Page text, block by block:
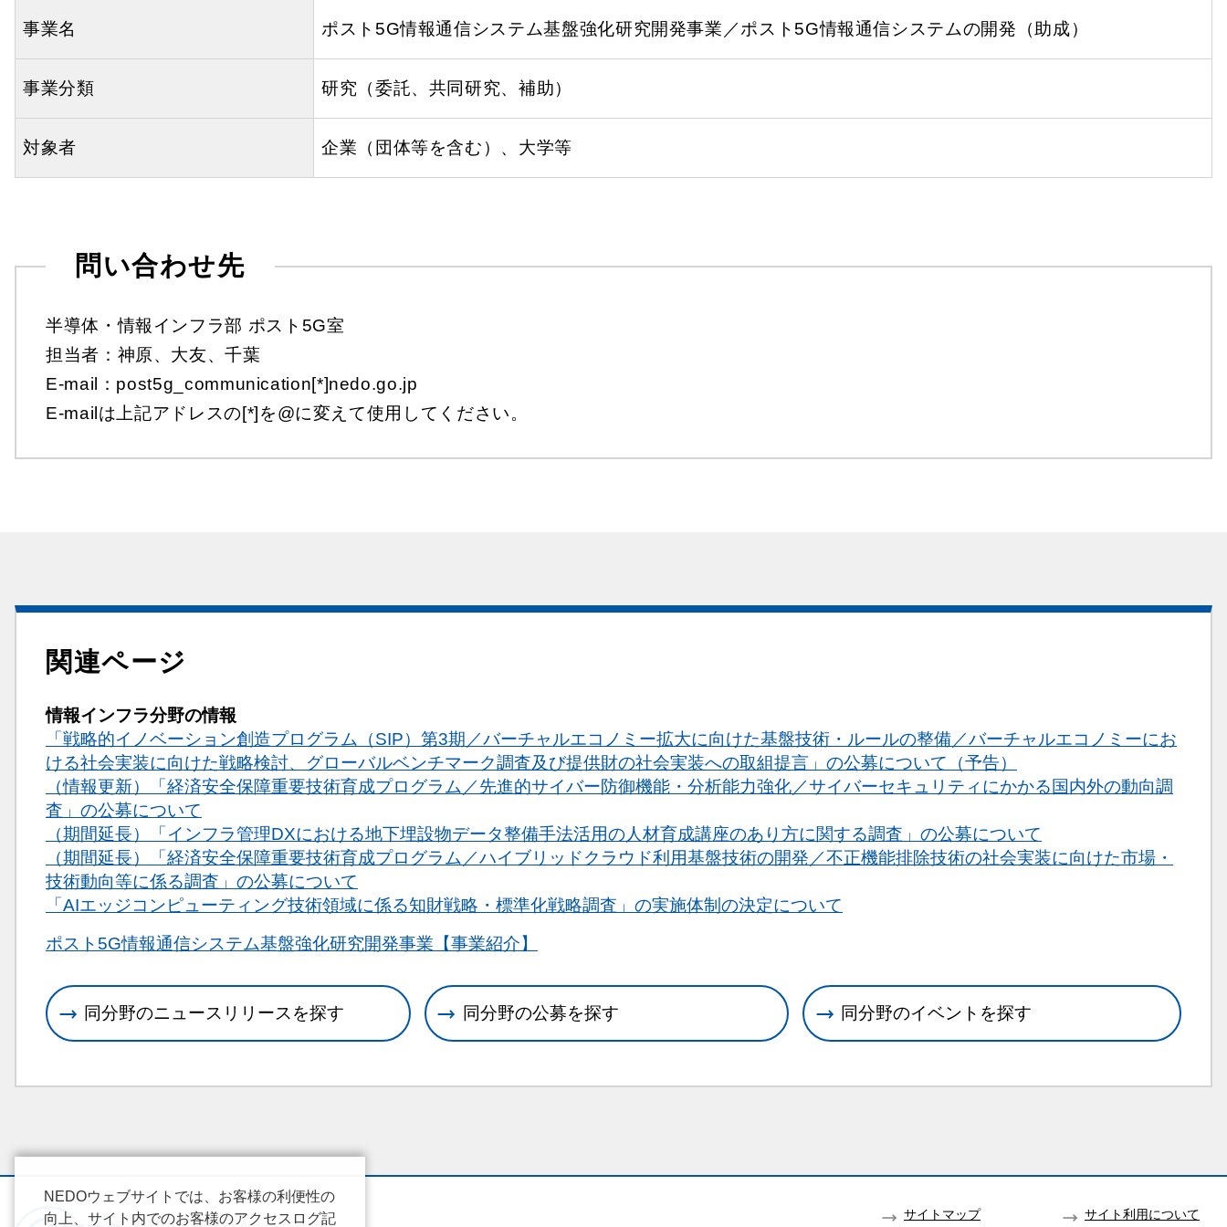
事業名 ポスト5G情報通信システム基盤強化研究開発事業／ポスト5G情報通信システムの開発（助成）
事業分類 研究（委託、共同研究、補助）
対象者 企業（団体等を含む）、大学等
問い合わせ先
半導体・情報インフラ部 ポスト5G室
担当者：神原、大友、千葉
E-mail：post5g_communication[*]nedo.go.jp
E-mailは上記アドレスの[*]を@に変えて使用してください。
関連ページ
情報インフラ分野の情報
「戦略的イノベーション創造プログラム（SIP）第3期／バーチャルエコノミー拡大に向けた基盤技術・ルールの整備／バーチャルエコノミーにお
ける社会実装に向けた戦略検討、グローバルベンチマーク調査及び提供財の社会実装への取組提言」の公募について（予告）
（情報更新）「経済安全保障重要技術育成プログラム／先進的サイバー防御機能・分析能力強化／サイバーセキュリティにかかる国内外の動向調
査」の公募について
（期間延長）「インフラ管理DXにおける地下埋設物データ整備手法活用の人材育成講座のあり方に関する調査」の公募について
（期間延長）「経済安全保障重要技術育成プログラム／ハイブリッドクラウド利用基盤技術の開発／不正機能排除技術の社会実装に向けた市場・
技術動向等に係る調査」の公募について
「AIエッジコンピューティング技術領域に係る知財戦略・標準化戦略調査」の実施体制の決定について
関連情報
ポスト5G情報通信システム基盤強化研究開発事業【事業紹介】
同分野のニュースリリースを探す 同分野の公募を探す 同分野のイベントを探す
サイトマップ サイト利用について
NEDOウェブサイトでは、お客様の利便性の
向上、サイト内でのお客様のアクセスログ記